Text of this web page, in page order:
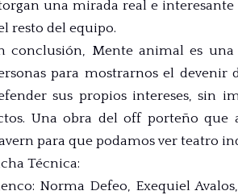
una mirada real e interesante
resto del equipo.
conclusión, Mente animal es
para mostrarnos el
sus propios intereses, sin
Una obra del off porteño que
para que podamos ver teatro
Técnica:
Norma Defeo, Exequiel